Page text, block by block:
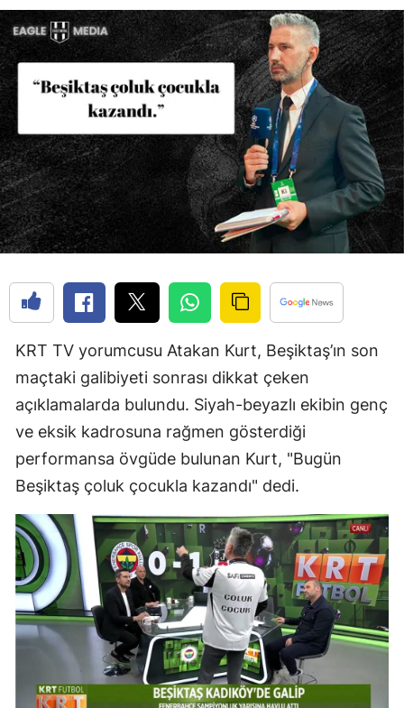
KRT TV yorumcusu Atakan Kurt, Beşiktaş’ın son
maçtaki galibiyeti sonrası dikkat çeken
açıklamalarda bulundu. Siyah-beyazlı ekibin genç
ve eksik kadrosuna rağmen gösterdiği
performansa övgüde bulunan Kurt, "Bugün
Beşiktaş çoluk çocukla kazandı" dedi.